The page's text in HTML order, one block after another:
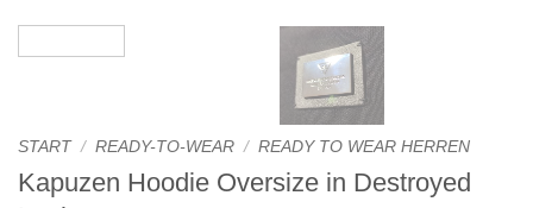
START / READY-TO-WEAR / READY TO WEAR HERREN
Kapuzen Hoodie Oversize in Destroyed